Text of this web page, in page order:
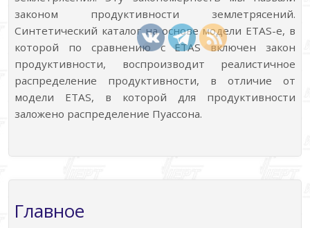
законом продуктивности землетрясений.
Синтетический каталог на основе модели ETAS-e, в
которой по сравнению с ETAS включен закон
продуктивности, воспроизводит реалистичное
распределение продуктивности, в отличие от
модели ETAS, в которой для продуктивности
заложено распределение Пуассона.
Главное